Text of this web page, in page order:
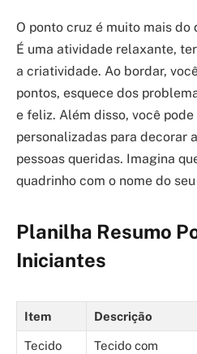
O ponto cruz é muito mais do
É uma atividade relaxante,
a criatividade. Ao bordar,
pontos, esquece dos
e feliz. Além disso, você
personalizadas para decorar
pessoas queridas. Imagina
quadrinho com o nome do
Planilha Resumo
Iniciantes
Item Descrição
Tecido
Tecido com